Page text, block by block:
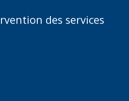
des services